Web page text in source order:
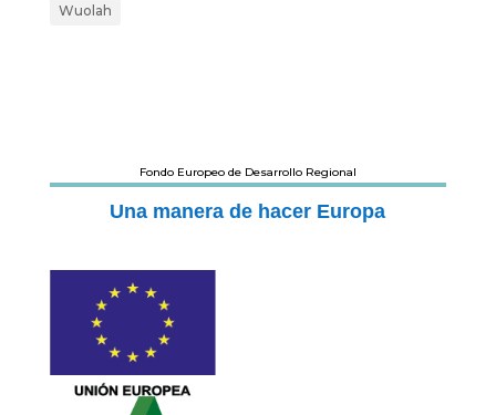
Wuolah
Fondo Europeo de Desarrollo Regional
Una manera de hacer Europa